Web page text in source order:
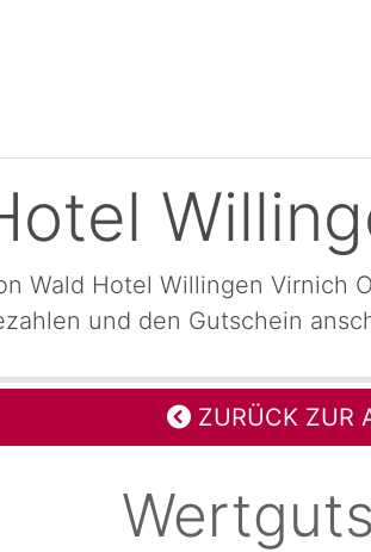
Wald Hotel Willingen Virnich
und den Gutschein
ZURÜCK ZUR